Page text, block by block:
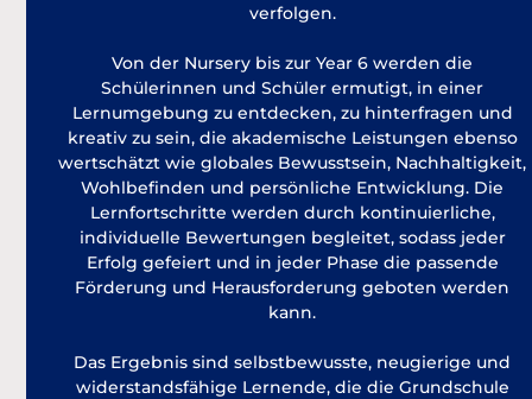
verfolgen.
Von der Nursery bis zur Year 6 werden die
Schülerinnen und Schüler ermutigt, in einer
Lernumgebung zu entdecken, zu hinterfragen und
kreativ zu sein, die akademische Leistungen ebenso
wertschätzt wie globales Bewusstsein, Nachhaltigkeit,
Wohlbefinden und persönliche Entwicklung. Die
Lernfortschritte werden durch kontinuierliche,
individuelle Bewertungen begleitet, sodass jeder
Erfolg gefeiert und in jeder Phase die passende
Förderung und Herausforderung geboten werden
kann.
Das Ergebnis sind selbstbewusste, neugierige und
widerstandsfähige Lernende, die die Grundschule